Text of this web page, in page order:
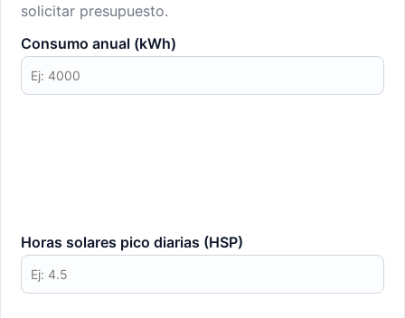
solicitar presupuesto.
Consumo anual (kWh)
Horas solares pico diarias (HSP)